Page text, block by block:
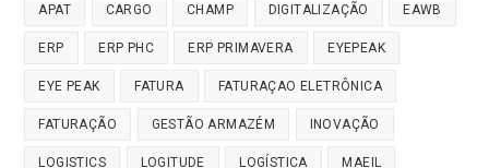
APAT CARGO CHAMP DIGITALIZAÇÃO EAWB
ERP ERP PHC ERP PRIMAVERA EYEPEAK
EYE PEAK FATURA FATURAÇAO ELETRÔNICA
FATURAÇÃO GESTÃO ARMAZÉM INOVAÇÃO
LOGISTICS LOGITUDE LOGÍSTICA MAEIL